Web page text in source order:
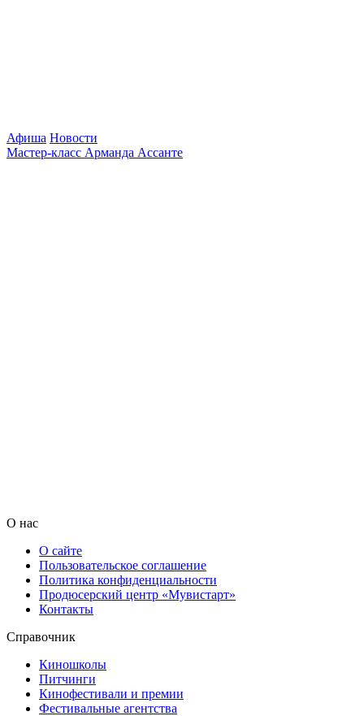
Афиша Новости
Мастер-класс Арманда Ассанте
О нас
О сайте
Пользовательское соглашение
Политика конфиденциальности
Продюсерский центр «Мувистарт»
Контакты
Справочник
Киношколы
Питчинги
Кинофестивали и премии
Фестивальные агентства